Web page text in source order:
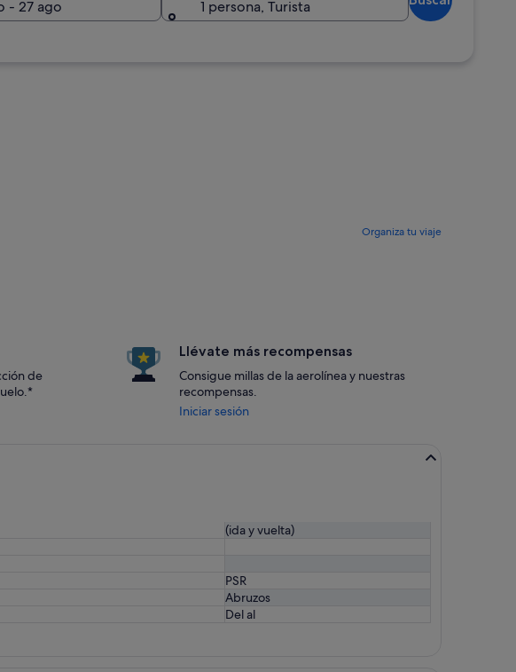
- 27 ago
1 persona, Turista
Organiza tu viaje
de
Llévate más recompensas
Consigue millas de la aerolínea y nuestras
recompensas.
Iniciar sesión
(ida y vuelta)
PSR
Abruzos
Del al